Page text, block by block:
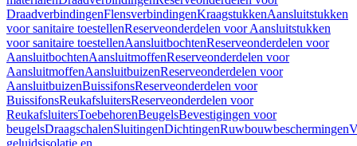
DraadverbindingenFlensverbindingenKraagstukkenAansluitstukken
voor sanitaire toestellenReserveonderdelen voor Aansluitstukken
voor sanitaire toestellenAansluitbochtenReserveonderdelen voor
AansluitbochtenAansluitmoffenReserveonderdelen voor
AansluitmoffenAansluitbuizenReserveonderdelen voor
AansluitbuizenBuissifonsReserveonderdelen voor
BuissifonsReukafsluitersReserveonderdelen voor
ReukafsluitersToebehorenBeugelsBevestigingen voor
beugelsDraagschalenSluitingenDichtingenRuwbouwbeschermingen
geluidsisolatie en